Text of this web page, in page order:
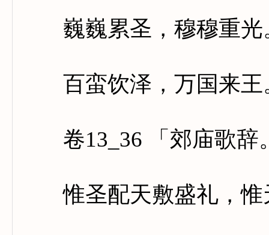
巍巍累圣，穆穆重光
百蛮饮泽，万国来王
卷13_36 「郊庙歌辞
惟圣配天敷盛礼，惟